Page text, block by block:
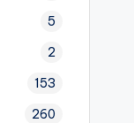
5
2
153
260